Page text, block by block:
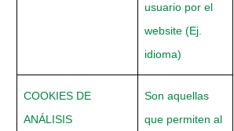
usuario por el
website (Ej.
idioma)
COOKIES DE
ANÁLISIS
Son aquellas
que permiten al